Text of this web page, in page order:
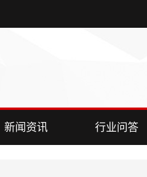
新闻资讯 行业问答